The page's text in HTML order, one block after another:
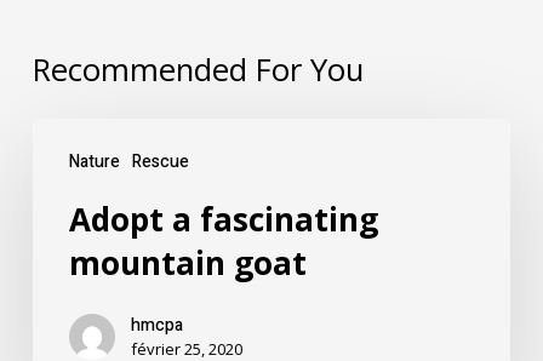
Recommended For You
Nature Rescue
Adopt a fascinating
mountain goat
hmcpa
février 25, 2020